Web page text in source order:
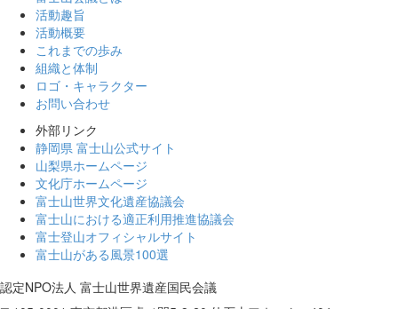
活動趣旨
活動概要
これまでの歩み
組織と体制
ロゴ・キャラクター
お問い合わせ
外部リンク
静岡県 富士山公式サイト
山梨県ホームページ
文化庁ホームページ
富士山世界文化遺産協議会
富士山における適正利用推進協議会
富士登山オフィシャルサイト
富士山がある風景100選
認定NPO法人 富士山世界遺産国民会議